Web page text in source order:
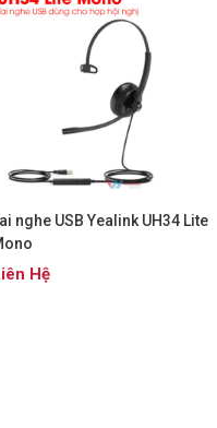
nghe USB Yealink UH34 Lite
Hệ